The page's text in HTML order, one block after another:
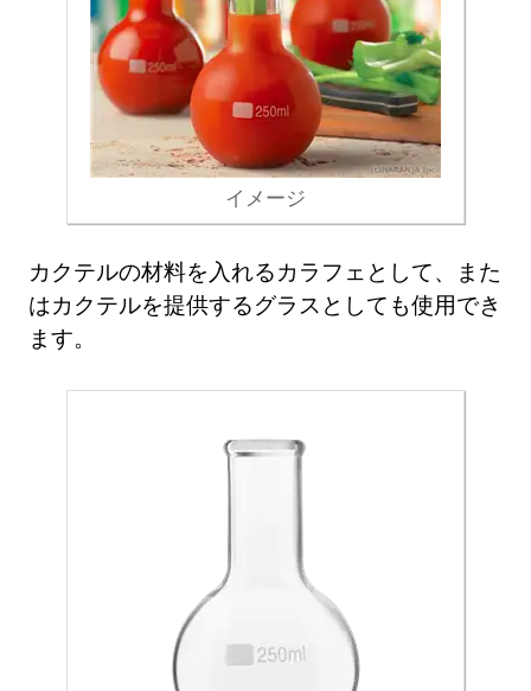
イメージ
カクテルの材料を入れるカラフェとして、また
はカクテルを提供するグラスとしても使用でき
ます。